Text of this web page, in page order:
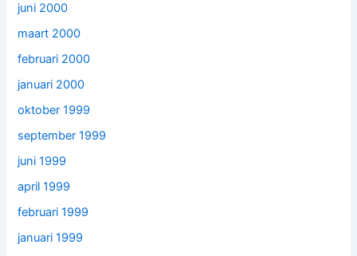
juni 2000
maart 2000
februari 2000
januari 2000
oktober 1999
september 1999
juni 1999
april 1999
februari 1999
januari 1999